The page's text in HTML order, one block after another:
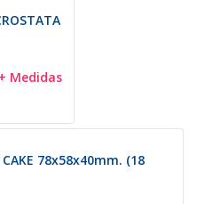
+ Medidas
CAKE 78x58x40mm. (18